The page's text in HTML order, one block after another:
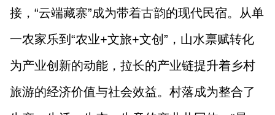
接，“云端藏寨”成为带着古韵的现代民宿。从单
一农家乐到“农业+文旅+文创”，山水禀赋转化
为产业创新的动能，拉长的产业链提升着乡村
旅游的经济价值与社会效益。村落成为整合了